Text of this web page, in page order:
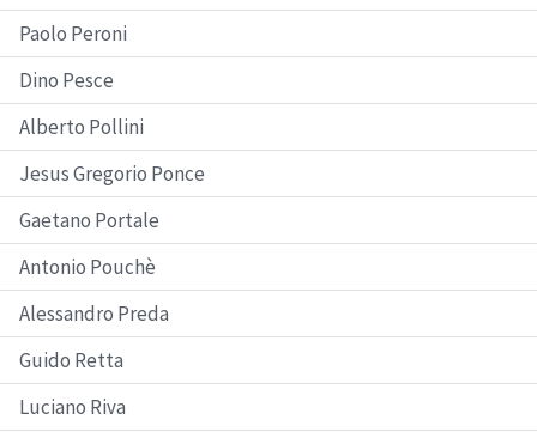
Paolo Peroni
Dino Pesce
Alberto Pollini
Jesus Gregorio Ponce
Gaetano Portale
Antonio Pouchè
Alessandro Preda
Guido Retta
Luciano Riva